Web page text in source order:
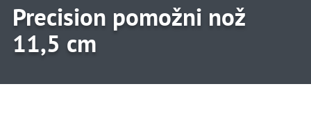
Precision pomožni nož
11,5 cm